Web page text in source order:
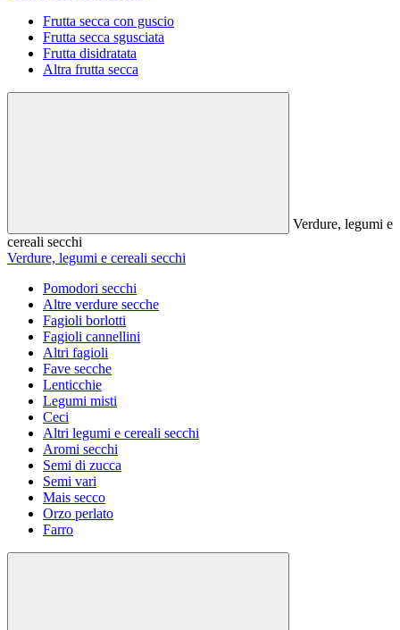
Frutta secca con guscio
Frutta secca sgusciata
Frutta disidratata
Altra frutta secca
Verdure, legumi e
cereali secchi
Verdure, legumi e cereali secchi
Pomodori secchi
Altre verdure secche
Fagioli borlotti
Fagioli cannellini
Altri fagioli
Fave secche
Lenticchie
Legumi misti
Ceci
Altri legumi e cereali secchi
Aromi secchi
Semi di zucca
Semi vari
Mais secco
Orzo perlato
Farro